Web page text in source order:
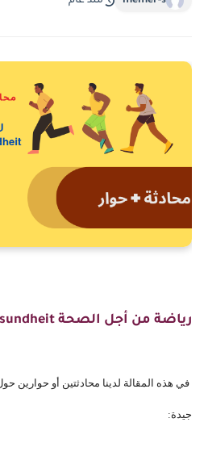
رياضة من أجل الصحة
في هذه المقالة لدينا محادثتين أو حوارين
جيدة: